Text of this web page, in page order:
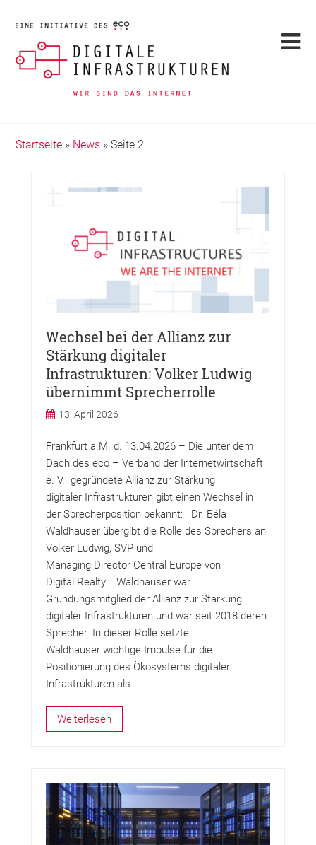
Startseite » News »Seite 2
Wechsel bei der Allianz zur
Stärkung digitaler
Infrastrukturen: Volker Ludwig
übernimmt Sprecherrolle
13. April 2026
Frankfurt a.M. d. 13.04.2026 – Die unter dem
Dach des eco – Verband der Internetwirtschaft
e. V. gegründete Allianz zur Stärkung
digitaler Infrastrukturen gibt einen Wechsel in
der Sprecherposition bekannt: Dr. Béla
Waldhauser übergibt die Rolle des Sprechers an
Volker Ludwig, SVP und
Managing Director Central Europe von
Digital Realty. Waldhauser war
Gründungsmitglied der Allianz zur Stärkung
digitaler Infrastrukturen und war seit 2018 deren
Sprecher. In dieser Rolle setzte
Waldhauser wichtige Impulse für die
Positionierung des Ökosystems digitaler
Infrastrukturen als…
Weiterlesen